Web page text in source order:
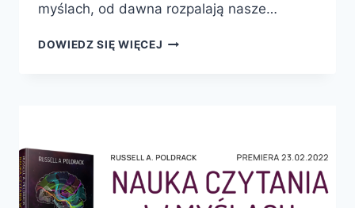
myślach, od dawna rozpalają nasze…
DOWIEDZ SIĘ WIĘCEJ NAUKA